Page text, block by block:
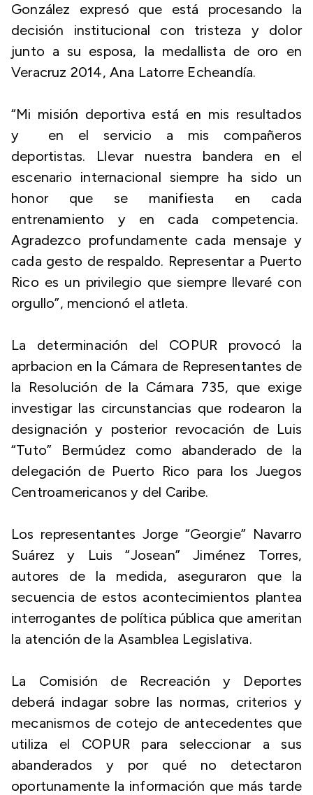
González expresó que está procesando la
decisión institucional con tristeza y dolor
junto a su esposa, la medallista de oro en
Veracruz 2014, Ana Latorre Echeandía.
“Mi misión deportiva está en mis resultados
y en el servicio a mis compañeros
deportistas. Llevar nuestra bandera en el
escenario internacional siempre ha sido un
honor que se manifiesta en cada
entrenamiento y en cada competencia.
Agradezco profundamente cada mensaje y
cada gesto de respaldo. Representar a Puerto
Rico es un privilegio que siempre llevaré con
orgullo”, mencionó el atleta.
La determinación del COPUR provocó la
aprbacion en la Cámara de Representantes de
la Resolución de la Cámara 735, que exige
investigar las circunstancias que rodearon la
designación y posterior revocación de Luis
“Tuto” Bermúdez como abanderado de la
delegación de Puerto Rico para los Juegos
Centroamericanos y del Caribe.
Los representantes Jorge “Georgie” Navarro
Suárez y Luis “Josean” Jiménez Torres,
autores de la medida, aseguraron que la
secuencia de estos acontecimientos plantea
interrogantes de política pública que ameritan
la atención de la Asamblea Legislativa.
La Comisión de Recreación y Deportes
deberá indagar sobre las normas, criterios y
mecanismos de cotejo de antecedentes que
utiliza el COPUR para seleccionar a sus
abanderados y por qué no detectaron
oportunamente la información que más tarde